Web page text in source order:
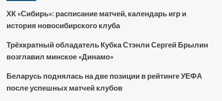
ХК «Сибирь»: расписание матчей, календарь игр и
история новосибирского клуба
Трёхкратный обладатель Кубка Стэнли Сергей Брылин
возглавил минское «Динамо»
Беларусь поднялась на две позиции в рейтинге УЕФА
после успешных матчей клубов